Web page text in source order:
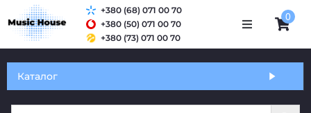
Оплата і доставка
+380 (68) 071 00 70
+380 (50) 071 00 70
+380 (73) 071 00 70
0
Каталог